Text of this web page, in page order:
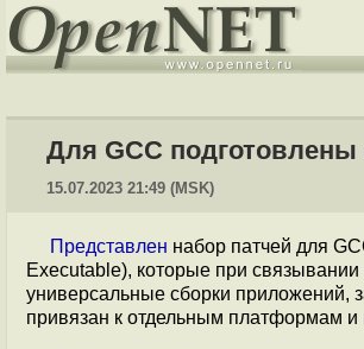
Для GCC
15.07.2023 21:49 (MSK)
Представлен набор патчей для
Executable), которые при
универсальные сборки
привязан к отдельным платформам